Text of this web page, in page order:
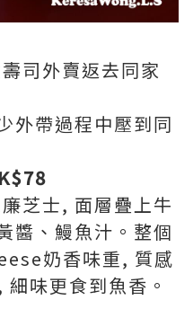
司外賣返去同家
外帶過程中壓到同
芝士, 面層疊上牛
醬、鰻魚汁。整個
奶香味重, 質感
味更食到魚香。